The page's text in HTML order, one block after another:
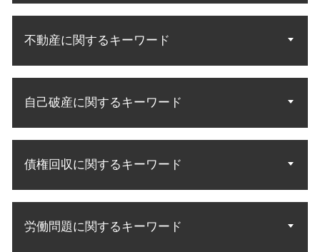
相続 調査方法
民法 法定相続人
遺言 遺産分割
相続 遺産分割協議
遺言執行者 相続人
相続人 調査
遺産分割協議 やり直し
遺言執行者 遺産分割協議
財産分与 調停
離婚裁判 不利
養育費 公正証書
離婚調停 やり直し
不倫 慰謝料請求 無料相談
離婚 調停 親権
調停 不成立 裁判
調停から裁判
知的財産権 商標権
知財 訴訟
特許 アイデア 申請
商標権 特許権
特許 意匠
特許無効審判
実用新案権
不動産に関するキーワード
敷金 返金
借地借家法 立ち退き
敷金 返還
居住権 立ち退き
不動産 明け渡し
自己破産に関するキーワード
自己破産 流れ 管財人
自己破産 官報 期間
自己破産 メリット デメリット
債権回収に関するキーワード
債権 回収 裁判所
労働問題に関するキーワード